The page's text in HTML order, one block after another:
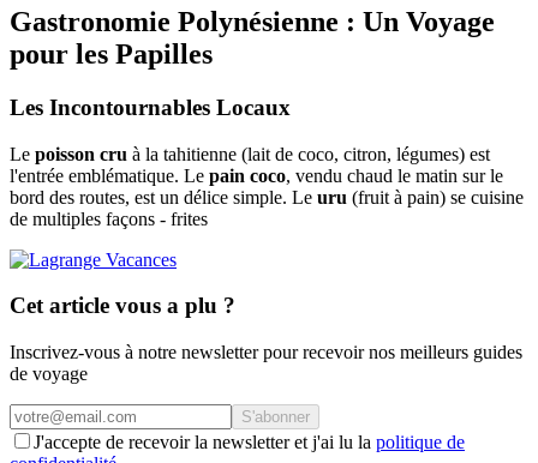
Gastronomie Polynésienne : Un Voyage
pour les Papilles
Les Incontournables Locaux
Le poisson cru à la tahitienne (lait de coco, citron, légumes) est
l'entrée emblématique. Le pain coco, vendu chaud le matin sur le
bord des routes, est un délice simple. Le uru (fruit à pain) se cuisine
de multiples façons - frites
Cet article vous a plu ?
Inscrivez-vous à notre newsletter pour recevoir nos meilleurs guides
de voyage
S'abonner
J'accepte de recevoir la newsletter et j'ai lu la politique de